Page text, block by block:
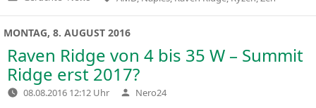
MONTAG, 8. AUGUST 2016
Raven Ridge von 4 bis 35 W – Summit
Ridge erst 2017?
08.08.2016 12:12 Uhr Verfasst
von
Nero24